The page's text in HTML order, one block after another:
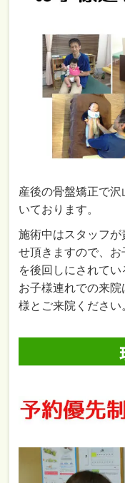
産後の骨盤矯正で
いております。
施術中はスタッフが
せ頂きますので、
を後回しにされて
お子様連れでの来
様とご来院ください